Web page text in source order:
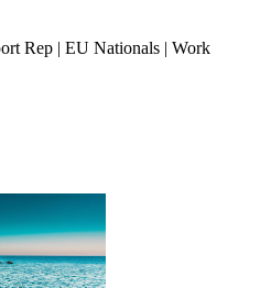
Rep | EU Nationals | Work